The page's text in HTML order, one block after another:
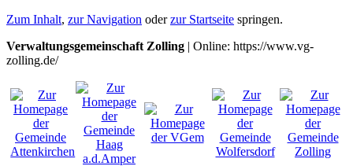
Zum Inhalt, zur Navigation oderzur Startseite springen.
Verwaltungsgemeinschaft Zolling | Online: https://www.vg-
zolling.de/